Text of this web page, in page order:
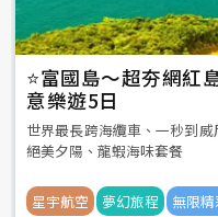
⭐️富國島～超夯網
意樂遊5日
世界最長跨海纜車、一秒到
絕美夕陽、龍蝦海味套餐
星宇航空 夢幻旅程 無限